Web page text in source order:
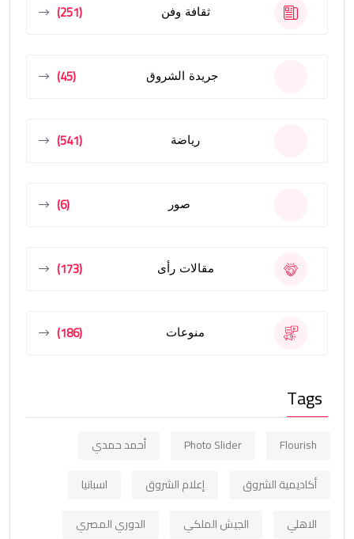
ثقافة وفن (251)
جريدة الشروق (45)
رياضة (541)
صور (6)
مقالات رأى (173)
منوعات (186)
Tags
Flourish
Photo Slider
أحمد حمدي
أكاديمية الشروق
إعلام الشروق
اسبانيا
الاهلي
الجيش الملكي
الدوري المصري